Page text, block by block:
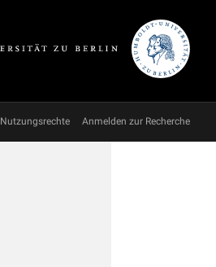
Nutzungsrechte Anmelden zur Recherche